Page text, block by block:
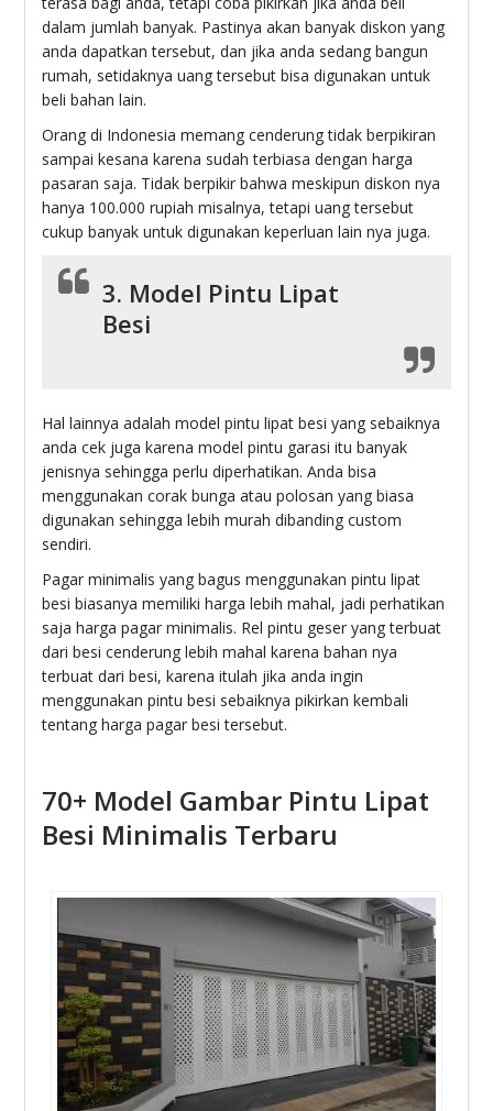
dalam jumlah banyak. Pastinya akan banyak diskon yang
anda dapatkan tersebut, dan jika anda sedang bangun
rumah, setidaknya uang tersebut bisa digunakan untuk
beli bahan lain.
Orang di Indonesia memang cenderung tidak berpikiran
sampai kesana karena sudah terbiasa dengan harga
pasaran saja. Tidak berpikir bahwa meskipun diskon nya
hanya 100.000 rupiah misalnya, tetapi uang tersebut
cukup banyak untuk digunakan keperluan lain nya juga.
3. Model Pintu Lipat
Besi
Hal lainnya adalah model pintu lipat besi yang sebaiknya
anda cek juga karena model pintu garasi itu banyak
jenisnya sehingga perlu diperhatikan. Anda bisa
menggunakan corak bunga atau polosan yang biasa
digunakan sehingga lebih murah dibanding custom
sendiri.
Pagar minimalis yang bagus menggunakan pintu lipat
besi biasanya memiliki harga lebih mahal, jadi perhatikan
saja harga pagar minimalis. Rel pintu geser yang terbuat
dari besi cenderung lebih mahal karena bahan nya
terbuat dari besi, karena itulah jika anda ingin
menggunakan pintu besi sebaiknya pikirkan kembali
tentang harga pagar besi tersebut.
70+ Model Gambar Pintu Lipat
Besi Minimalis Terbaru